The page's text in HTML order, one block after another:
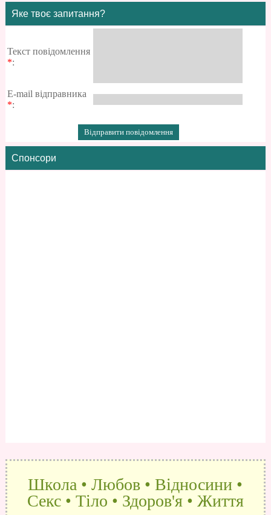
Яке твоє запитання?
Текст повідомлення
*:
E-mail відправника
*:
Спонсори
Школа • Любов • Відносини •
Секс • Тіло • Здоров'я • Життя